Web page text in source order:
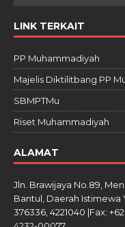
LINK TERKAIT
PP Muhammadiyah
Majelis Diktilitbang PP
SBMPTMu
Riset Muhammadiyah
ALAMAT
Jln. Brawijaya No.89,
Bantul, Daerah Istimewa
376336, 4221040 |Fax: